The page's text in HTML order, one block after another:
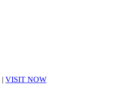
| VISIT NOW